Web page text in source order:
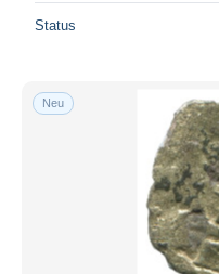
Status
Neu